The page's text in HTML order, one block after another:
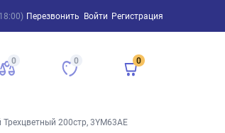
Перезвонить Войти Регистрация
0 0 0
200стр, 3YM63AE